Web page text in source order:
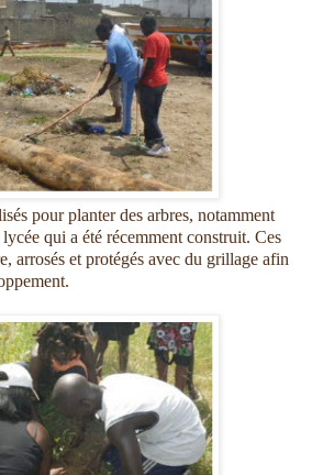
pour planter des arbres, notamment
qui a été récemment construit. Ces
arrosés et protégés avec du grillage afin